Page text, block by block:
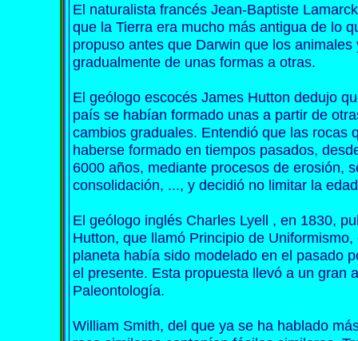
El naturalista francés Jean-Baptiste
que la Tierra era mucho más antigua de lo
propuso antes que Darwin que los
gradualmente de unas formas a otras.
El geólogo escocés James Hutton dedujo
país se habían formado unas a partir de
cambios graduales. Entendió que las rocas
haberse formado en tiempos pasados,
6000 años, mediante procesos de erosión,
consolidación, ..., y decidió no limitar la
El geólogo inglés Charles Lyell , en 1830,
Hutton, que llamó Principio de
planeta había sido modelado en el pasado
el presente. Esta propuesta llevó a un gran
Paleontología.
William Smith, del que ya se ha hablado